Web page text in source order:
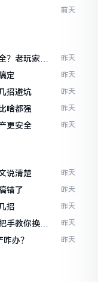
前天
老玩家来
昨天
定 昨天
招避坑 昨天
啥都强 昨天
更安全 昨天
说清楚 昨天
错了 昨天
招 昨天
教你换主
昨天
办？ 昨天